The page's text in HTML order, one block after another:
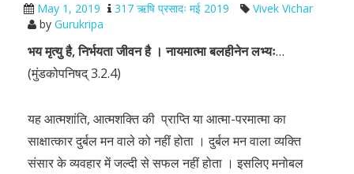
May 1, 2019 317 ऋषि प्रसादः मई 2019
Vivek Vichar
by Gurukripa
भय मृत्यु है, निर्भयता जीवन है । नायमात्मा बलहीनेन लभ्यः…
(मुंडकोपनिषद् 3.2.4)
यह आत्मशांति, आत्मशक्ति की प्राप्ति या आत्मा-परमात्मा का
साक्षात्कार दुर्बल मन वाले को नहीं होता । दुर्बल मन वाला व्यक्ति
संसार के व्यवहार में जल्दी से सफल नहीं होता । इसलिए मनोबल